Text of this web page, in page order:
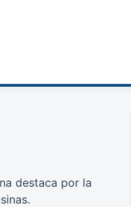
destaca por la